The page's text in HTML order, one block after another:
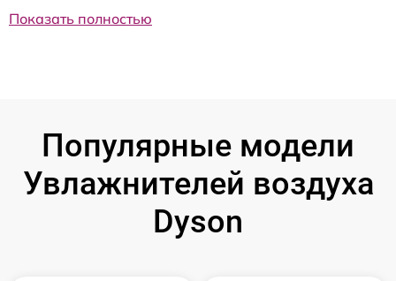
Показать полностью
Популярные модели
Увлажнителей воздуха
Dyson